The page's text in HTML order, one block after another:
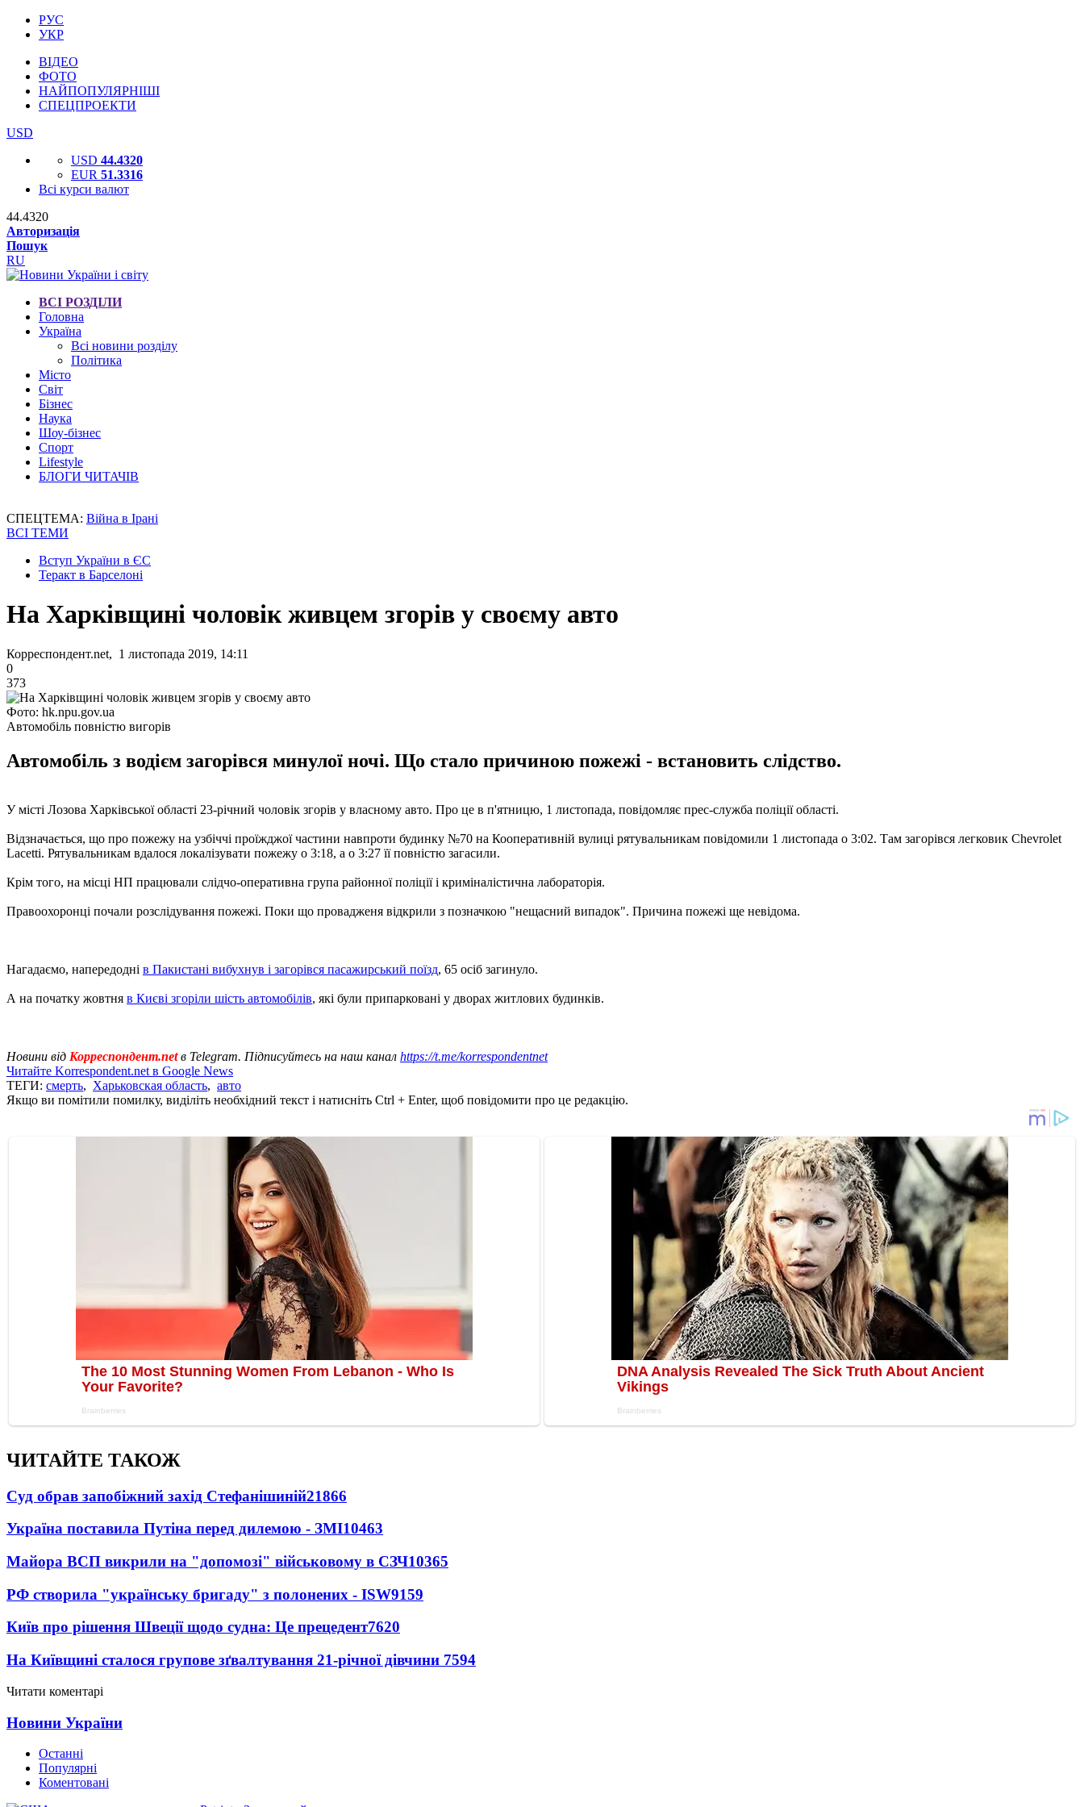
РУС
УКР
ВІДЕО
ФОТО
НАЙПОПУЛЯРНІШІ
СПЕЦПРОЕКТИ
USD
USD 44.4320
EUR 51.3316
Всі курси валют
44.4320
Авторизація
Пошук
RU
ВСІ РОЗДІЛИ
Головна
Україна
Всі новини розділу
Політика
Місто
Світ
Бізнес
Наука
Шоу-бізнес
Спорт
Lifestyle
БЛОГИ ЧИТАЧІВ
СПЕЦТЕМА: Війна в Ірані
ВСІ ТЕМИ
Вступ України в ЄС
Теракт в Барселоні
На Харківщині чоловік живцем згорів у своєму авто
Корреспондент.net, 1 листопада 2019, 14:11
0
373
Фото: hk.npu.gov.ua
Автомобіль повністю вигорів
Автомобіль з водієм загорівся минулої ночі. Що стало причиною пожежі - встановить слідство.
У місті Лозова Харківської області 23-річний чоловік згорів у власному авто. Про це в п'ятницю, 1 листопада, повідомляє прес-служба поліції області.
Відзначається, що про пожежу на узбіччі проїжджої частини навпроти будинку №70 на Кооперативній вулиці рятувальникам повідомили 1 листопада о 3:02. Там загорівся легковик Chevrolet
Lacetti. Рятувальникам вдалося локалізувати пожежу о 3:18, а о 3:27 її повністю загасили.
Крім того, на місці НП працювали слідчо-оперативна група районної поліції і криміналістична лабораторія.
Правоохоронці почали розслідування пожежі. Поки що провадженя відкрили з позначкою "нещасний випадок". Причина пожежі ще невідома.
Нагадаємо, напередодні в Пакистані вибухнув і загорівся пасажирський поїзд, 65 осіб загинуло.
А на початку жовтня в Києві згоріли шість автомобілів, які були припарковані у дворах житлових будинків.
Новини від Корреспондент.netв Telegram. Підписуйтесь на наш канал https://t.me/korrespondentnet
Читайте Korrespondent.net в Google News
ТЕГИ: смерть, Харьковская область, авто
Якщо ви помітили помилку, виділіть необхідний текст і натисніть Ctrl + Enter, щоб повідомити про це редакцію.
ЧИТАЙТЕ ТАКОЖ
Суд обрав запобіжний захід Стефанішиній21866
Україна поставила Путіна перед дилемою - ЗМІ10463
Майора ВСП викрили на "допомозі" військовому в СЗЧ10365
РФ створила "українську бригаду" з полонених - ISW9159
Київ про рішення Швеції щодо судна: Це прецедент7620
На Київщині сталося групове зґвалтування 21-річної дівчини 7594
Читати коментарі
Новини України
Останні
Популярні
Коментовані